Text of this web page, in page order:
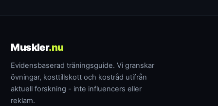
Muskler.nu
Evidensbaserad träningsguide. Vi granskar
övningar, kosttillskott och kostråd utifrån
aktuell forskning - inte influencers eller
reklam.